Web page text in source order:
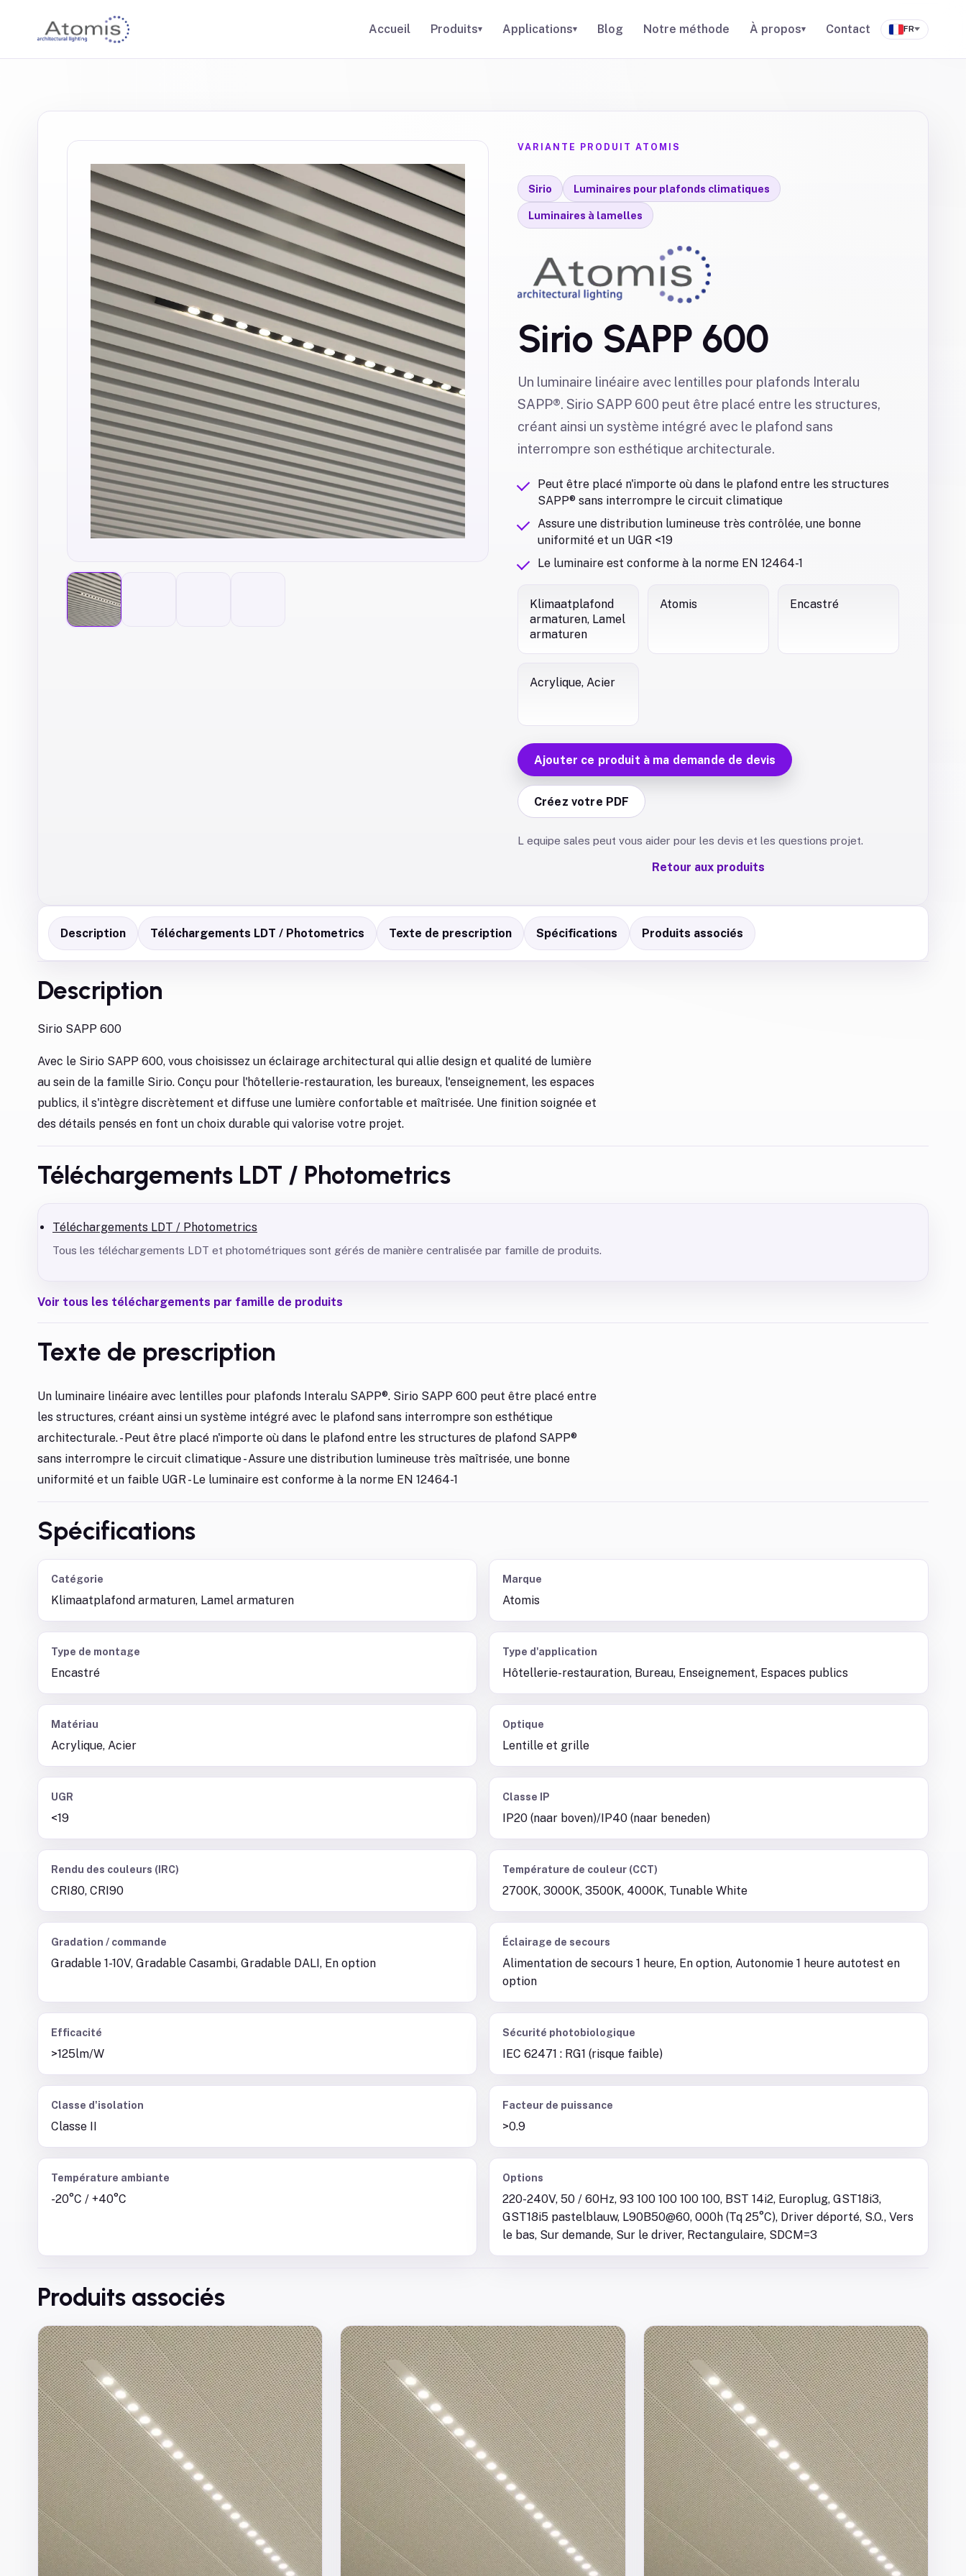
Accueil Produits▾ Applications▾ Blog Notre méthode À propos▾ Contact FR
VARIANTE PRODUIT ATOMIS
Sirio Luminaires pour plafonds climatiques
Luminaires à lamelles
Sirio SAPP 600
Un luminaire linéaire avec lentilles pour plafonds Interalu
SAPP®. Sirio SAPP 600 peut être placé entre les structures,
créant ainsi un système intégré avec le plafond sans
interrompre son esthétique architecturale.
Peut être placé n'importe où dans le plafond entre les structures
SAPP® sans interrompre le circuit climatique
Assure une distribution lumineuse très contrôlée, une bonne
uniformité et un UGR <19
Le luminaire est conforme à la norme EN 12464-1
Klimaatplafond
armaturen, Lamel
armaturen
Atomis Encastré
Acrylique, Acier
Ajouter ce produit à ma demande de devis
Créez votre PDF
L equipe sales peut vous aider pour les devis et les questions projet.
Retour aux produits
Description Téléchargements LDT / Photometrics Texte de prescription Spécifications Produits associés
Description
Sirio SAPP 600
Avec le Sirio SAPP 600, vous choisissez un éclairage architectural qui allie design et qualité de lumière
au sein de la famille Sirio. Conçu pour l'hôtellerie-restauration, les bureaux, l'enseignement, les espaces
publics, il s'intègre discrètement et diffuse une lumière confortable et maîtrisée. Une finition soignée et
des détails pensés en font un choix durable qui valorise votre projet.
Téléchargements LDT / Photometrics
Téléchargements LDT / Photometrics
Tous les téléchargements LDT et photométriques sont gérés de manière centralisée par famille de produits.
Voir tous les téléchargements par famille de produits
Texte de prescription
Un luminaire linéaire avec lentilles pour plafonds Interalu SAPP®. Sirio SAPP 600 peut être placé entre
les structures, créant ainsi un système intégré avec le plafond sans interrompre son esthétique
architecturale. - Peut être placé n'importe où dans le plafond entre les structures de plafond SAPP®
sans interrompre le circuit climatique - Assure une distribution lumineuse très maîtrisée, une bonne
uniformité et un faible UGR - Le luminaire est conforme à la norme EN 12464-1
Spécifications
Catégorie
Klimaatplafond armaturen, Lamel armaturen
Marque
Atomis
Type de montage
Encastré
Type d'application
Hôtellerie-restauration, Bureau, Enseignement, Espaces publics
Matériau
Acrylique, Acier
Optique
Lentille et grille
UGR
<19
Classe IP
IP20 (naar boven)/IP40 (naar beneden)
Rendu des couleurs (IRC)
CRI80, CRI90
Température de couleur (CCT)
2700K, 3000K, 3500K, 4000K, Tunable White
Gradation / commande
Gradable 1-10V, Gradable Casambi, Gradable DALI, En option
Éclairage de secours
Alimentation de secours 1 heure, En option, Autonomie 1 heure autotest en
option
Efficacité
>125lm/W
Sécurité photobiologique
IEC 62471 : RG1 (risque faible)
Classe d'isolation
Classe II
Facteur de puissance
>0.9
Température ambiante
-20°C / +40°C
Options
220-240V, 50 / 60Hz, 93 100 100 100 100, BST 14i2, Europlug, GST18i3,
GST18i5 pastelblauw, L90B50@60, 000h (Tq 25°C), Driver déporté, S.O., Vers
le bas, Sur demande, Sur le driver, Rectangulaire, SDCM=3
Produits associés